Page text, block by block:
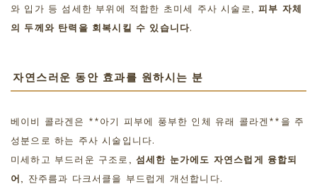
와 입가 등 섬세한 부위에 적합한 초미세 주사 시술로,피부 자체
의 두께와 탄력을 회복시킬 수 있습니다.
자연스러운 동안 효과를 원하시는 분
베이비 콜라겐은 **아기 피부에 풍부한 인체 유래 콜라겐**을 주
성분으로 하는 주사 시술입니다.
미세하고 부드러운 구조로, 섬세한 눈가에도 자연스럽게 융합되
어, 잔주름과 다크서클을 부드럽게 개선합니다.